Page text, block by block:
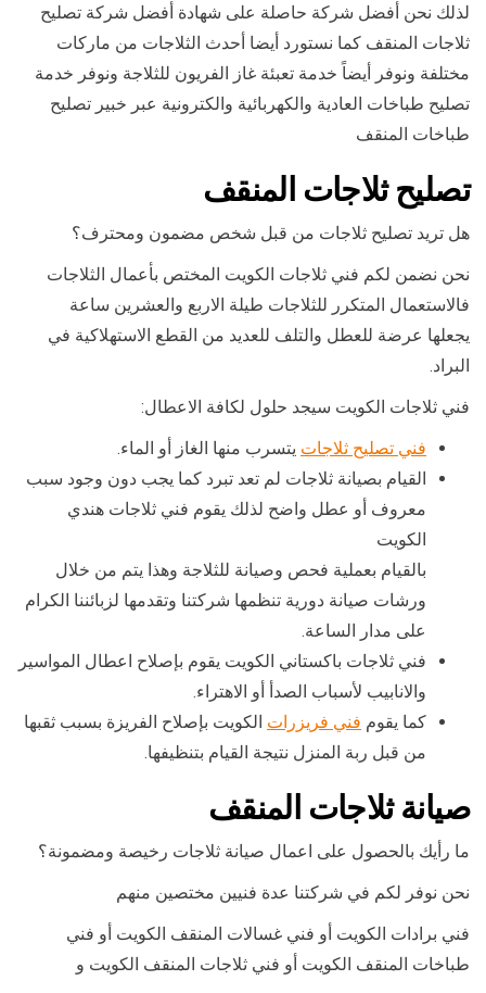
لذلك نحن أفضل شركة حاصلة على شهادة أفضل شركة تصليح
ثلاجات المنقف كما نستورد أيضا أحدث الثلاجات من ماركات
مختلفة ونوفر أيضاً خدمة تعبئة غاز الفريون للثلاجة ونوفر خدمة
تصليح طباخات العادية والكهربائية والكترونية عبر خبير تصليح
طباخات المنقف
تصليح ثلاجات المنقف
هل تريد تصليح ثلاجات من قبل شخص مضمون ومحترف؟
نحن نضمن لكم فني ثلاجات الكويت المختص بأعمال الثلاجات
فالاستعمال المتكرر للثلاجات طيلة الاربع والعشرين ساعة
يجعلها عرضة للعطل والتلف للعديد من القطع الاستهلاكية في
البراد.
فني ثلاجات الكويت سيجد حلول لكافة الاعطال:
فني تصليح ثلاجات يتسرب منها الغاز أو الماء.
القيام بصيانة ثلاجات لم تعد تبرد كما يجب دون وجود سبب
معروف أو عطل واضح لذلك يقوم فني ثلاجات هندي
الكويت
بالقيام بعملية فحص وصيانة للثلاجة وهذا يتم من خلال
ورشات صيانة دورية تنظمها شركتنا وتقدمها لزبائننا الكرام
على مدار الساعة.
فني ثلاجات باكستاني الكويت يقوم بإصلاح اعطال المواسير
والانابيب لأسباب الصدأ أو الاهتراء.
كما يقوم فني فريزرات الكويت بإصلاح الفريزة بسبب ثقبها
من قبل ربة المنزل نتيجة القيام بتنظيفها.
صيانة ثلاجات المنقف
ما رأيك بالحصول على اعمال صيانة ثلاجات رخيصة ومضمونة؟
نحن نوفر لكم في شركتنا عدة فنيين مختصين منهم
فني برادات الكويت أو فني غسالات المنقف الكويت أو فني
طباخات المنقف الكويت أو فني ثلاجات المنقف الكويت و